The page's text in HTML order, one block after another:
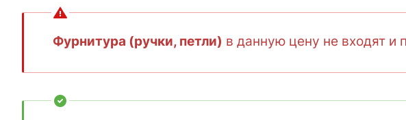
Фурнитура (ручки, петли) в данную цену не входят и